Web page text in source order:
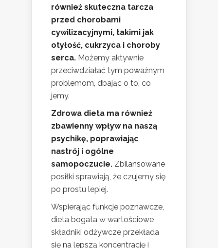
również skuteczna tarcza
przed chorobami
cywilizacyjnymi, takimi jak
otyłość, cukrzyca i choroby
serca. Możemy aktywnie
przeciwdziałać tym poważnym
problemom, dbając o to, co
jemy.
Zdrowa dieta ma również
zbawienny wpływ na naszą
psychikę, poprawiając
nastrój i ogólne
samopoczucie. Zbilansowane
posiłki sprawiają, że czujemy się
po prostu lepiej.
Wspierając funkcje poznawcze,
dieta bogata w wartościowe
składniki odżywcze przekłada
się na lepszą koncentrację i